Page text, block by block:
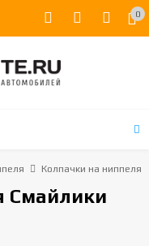
0
Колпачки на ниппеля
Смайлики